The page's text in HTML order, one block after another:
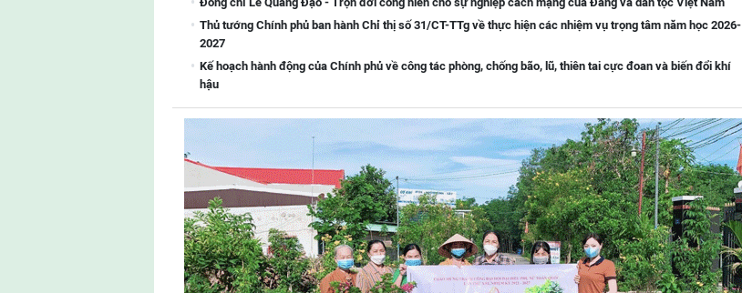
Thủ tướng Chính phủ ban hành Chỉ thị số 31/CT-TTg về thực hiện các nhiệm vụ trọng tâm năm học 2026-
2027
Kế hoạch hành động của Chính phủ về công tác phòng, chống bão, lũ, thiên tai cực đoan và biến đổi khí
hậu